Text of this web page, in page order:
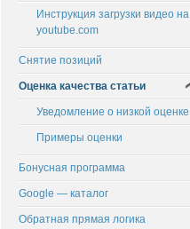
Инструкция загрузки видео на
youtube.com
Снятие позиций
Оценка качества статьи
Уведомление о низкой оценке
Примеры оценки
Бонусная программа
Google — каталог
Обратная прямая логика